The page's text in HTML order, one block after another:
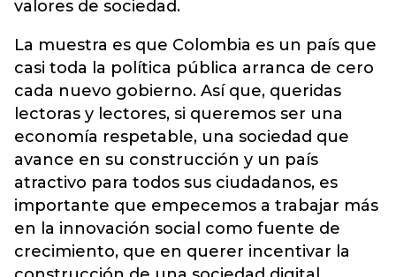
valores de sociedad.
La muestra es que Colombia es un país que
casi toda la política pública arranca de cero
cada nuevo gobierno. Así que, queridas
lectoras y lectores, si queremos ser una
economía respetable, una sociedad que
avance en su construcción y un país
atractivo para todos sus ciudadanos, es
importante que empecemos a trabajar más
en la innovación social como fuente de
crecimiento, que en querer incentivar la